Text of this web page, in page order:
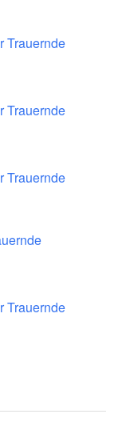
Trauernde
Trauernde
Trauernde
Trauernde